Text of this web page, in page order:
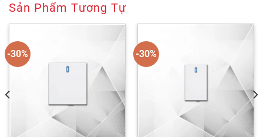
Sản Phẩm Tương Tự
-30% -30%